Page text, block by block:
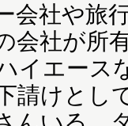
社や旅
会社が所
イエース
請けとし